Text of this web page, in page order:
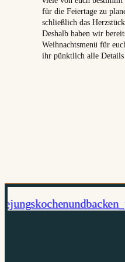
für die Feiertage zu
schließlich das
Deshalb haben wir
Weihnachtsmenü für
ihr pünktlich alle Details